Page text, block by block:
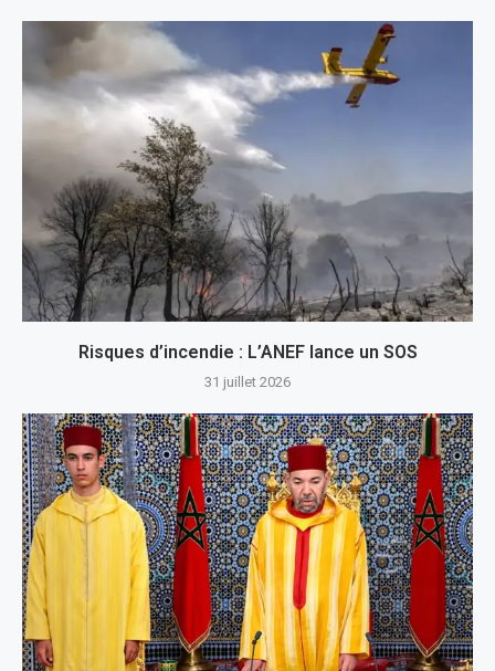
Risques d’incendie : L’ANEF lance un SOS
31 juillet 2026